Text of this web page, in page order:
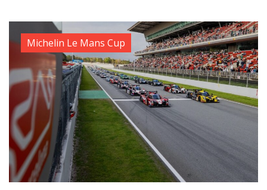
Michelin Le Mans Cup